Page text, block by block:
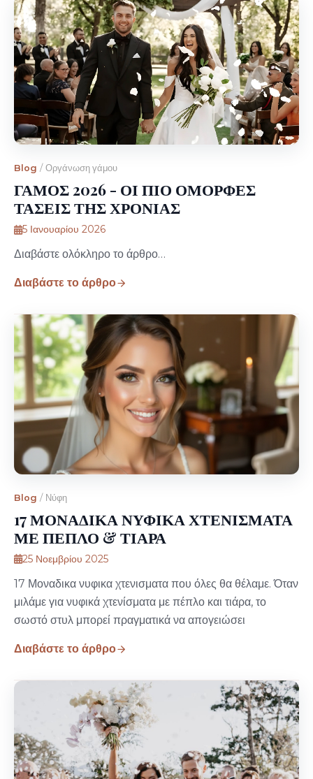
Blog / Οργάνωση γάμου
ΓΑΜΟΣ 2026 - ΟΙ ΠΙΟ ΟΜΟΡΦΕΣ
ΤΑΣΕΙΣ ΤΗΣ ΧΡΟΝΙΑΣ
5 Ιανουαρίου 2026
Διαβάστε ολόκληρο το άρθρο…
Διαβάστε το άρθρο
Blog / Νύφη
17 ΜΟΝΑΔΙΚΑ ΝΥΦΙΚΑ ΧΤΕΝΙΣΜΑΤΑ
ΜΕ ΠΕΠΛΟ & ΤΙΑΡΑ
25 Νοεμβρίου 2025
17 Μοναδικα νυφικα χτενισματα που όλες θα θέλαμε. Όταν
μιλάμε για νυφικά χτενίσματα με πέπλο και τιάρα, το
σωστό στυλ μπορεί πραγματικά να απογειώσει
Διαβάστε το άρθρο